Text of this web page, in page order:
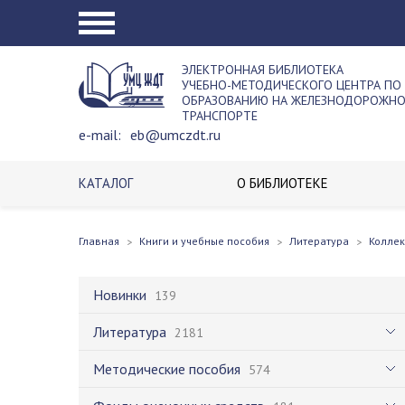
ЭЛЕКТРОННАЯ БИБЛИОТЕКА
УЧЕБНО-МЕТОДИЧЕСКОГО ЦЕНТРА ПО
ОБРАЗОВАНИЮ НА
ТРАНСПОРТЕ
e-mail: eb@umczdt.ru
КАТАЛОГ О БИБЛИОТЕКЕ
Главная Книги и учебные пособия Литература
Новинки 139
Литература 2181
Методические пособия 574